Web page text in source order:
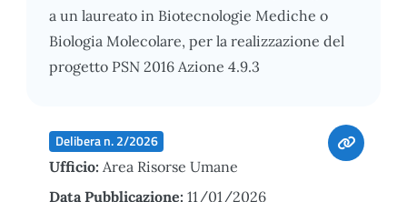
a un laureato in Biotecnologie Mediche o
Biologia Molecolare, per la realizzazione del
progetto PSN 2016 Azione 4.9.3
Delibera n. 2/2026
Ufficio: Area Risorse Umane
Data Pubblicazione: 11/01/2026